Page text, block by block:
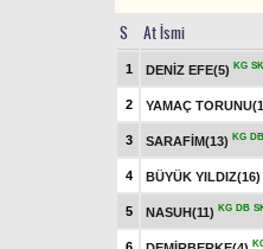
S At İsmi
1 DENİZ EFE(5) KG SK
2 YAMAÇ
3 SARAFİM(13) KG DB
4 BÜYÜK YILDIZ(16)
5 NASUH(11) KG DB